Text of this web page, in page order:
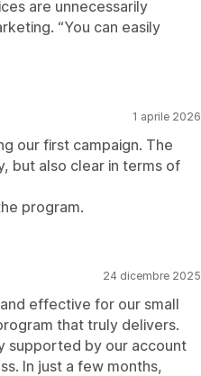
are unnecessarily
“You can easily
1 aprile 2026
our first campaign. The
but also clear in terms of
program.
24 dicembre 2025
effective for our small
that truly delivers.
supported by our account
In just a few months,